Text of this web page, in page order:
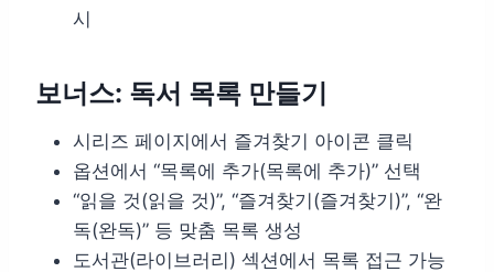
시
보너스: 독서 목록 만들기
시리즈 페이지에서 즐겨찾기 아이콘 클릭
옵션에서 “목록에 추가(목록에 추가)” 선택
“읽을 것(읽을 것)”, “즐겨찾기(즐겨찾기)”, “완
독(완독)” 등 맞춤 목록 생성
도서관(라이브러리) 섹션에서 목록 접근 가능